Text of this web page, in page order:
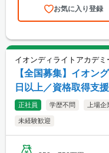
お気に入り登録
イオンディライトアカデミ
【全国募集】イオン
日以上／資格取得支
正社員 学歴不問 上場企
未経験歓迎